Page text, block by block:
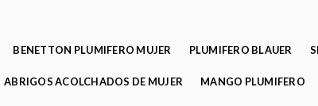
BENETTON PLUMIFERO MUJER PLUMIFERO BLAUER
ABRIGOS ACOLCHADOS DE MUJER MANGO PLUMIFERO